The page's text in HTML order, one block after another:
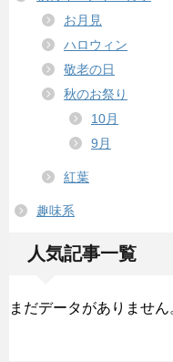
お月見
ハロウィン
敬老の日
秋のお祭り
10月
9月
紅葉
趣味系
人気記事一覧
まだデータがありません